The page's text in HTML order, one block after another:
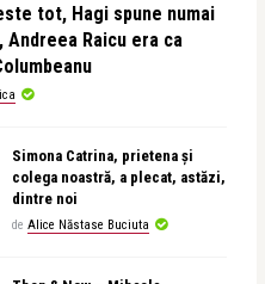
tot, Hagi spune numai
Andreea Raicu era ca
Simona Catrina, prietena și
colega noastră, a plecat, astăzi,
dintre noi
de Alice Năstase Buciuta